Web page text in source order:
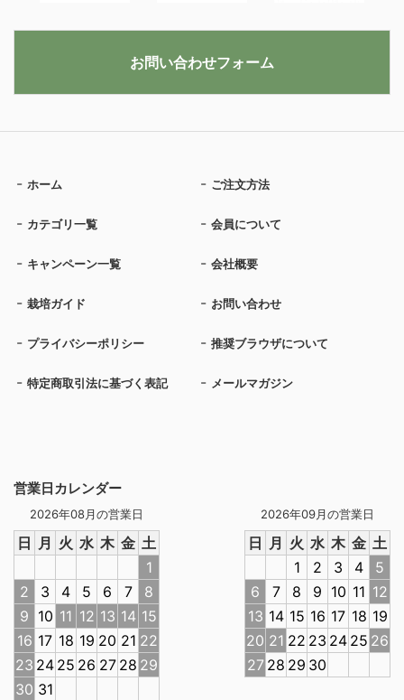
営業日カレンダー
2026年08月の営業日
日 月 火 水 木 金 土
1
2
3 4 5 6 7
8
9 10 11 12 13 14 15
16 17 18 19 20 21 22
23 24 25 26 27 28 29
30 31
2026年09月の営業日
日 月 火 水 木 金 土
1
2 3 4
5
6
7 8 9 10 11 12
13 14 15 16 17 18 19
20 21 22 23 24 25 26
27 28 29 30
ホーム ご注文方法
カテゴリ一覧 会員について
キャンペーン一覧 会社概要
栽培ガイド お問い合わせ
プライバシーポリシー 推奨ブラウザについて
特定商取引法に基づく表記 メールマガジン
お問い合わせフォーム